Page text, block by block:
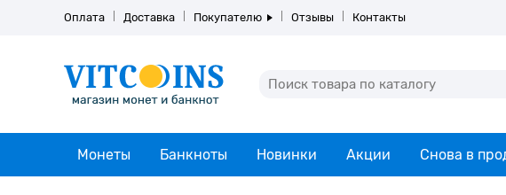
Оплата Доставка Покупателю Отзывы Контакты
Монеты Банкноты Новинки Акции Снова в